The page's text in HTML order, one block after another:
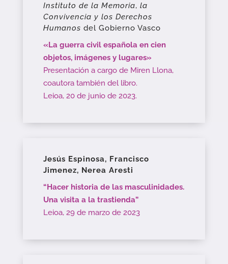
Instituto de la Memoria, la
Convivencia y los Derechos
Humanos del Gobierno Vasco
«La guerra civil española en cien
objetos, imágenes y lugares»
Presentación a cargo de Miren Llona,
coautora también del libro.
Leioa, 20 de junio de 2023.
Jesús Espinosa, Francisco
Jimenez, Nerea Aresti
“Hacer historia de las masculinidades.
Una visita a la trastienda”
Leioa, 29 de marzo de 2023